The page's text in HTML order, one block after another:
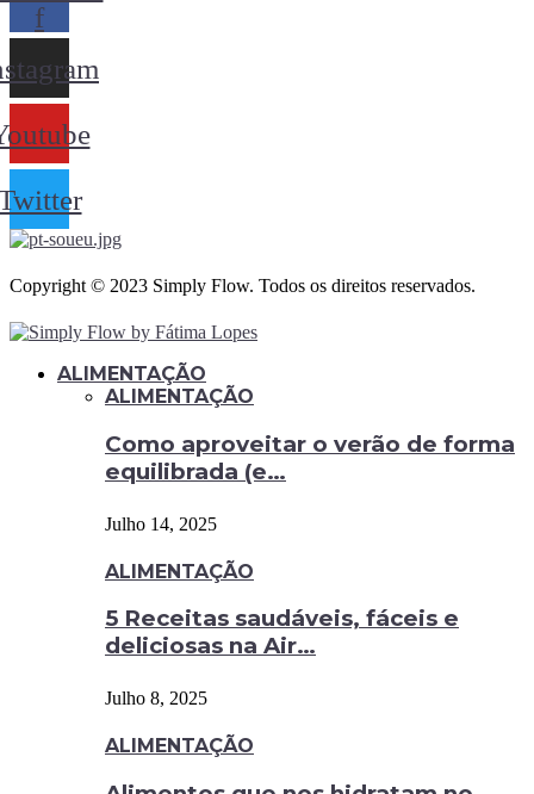
f
Copyright © 2023 Simply Flow. Todos os direitos reservados.
ALIMENTAÇÃO
ALIMENTAÇÃO
Como aproveitar o verão de forma
equilibrada (e…
Julho 14, 2025
ALIMENTAÇÃO
5 Receitas saudáveis, fáceis e
deliciosas na Air…
Julho 8, 2025
ALIMENTAÇÃO